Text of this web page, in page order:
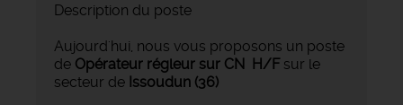
Description du poste
Aujourd'hui, nous vous proposons un poste
de Opérateur régleur sur CN H/F sur le
secteur de Issoudun (36)